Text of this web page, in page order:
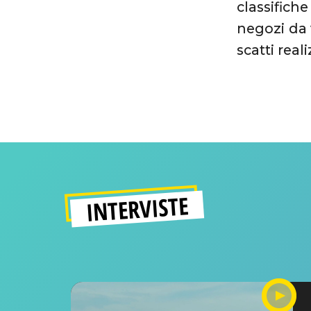
negozi
scatti
INTERVISTE